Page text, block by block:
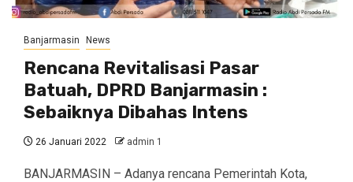
Banjarmasin News
Rencana Revitalisasi Pasar
Batuah, DPRD Banjarmasin :
Sebaiknya Dibahas Intens
26 Januari 2022 admin 1
BANJARMASIN – Adanya rencana Pemerintah Kota,